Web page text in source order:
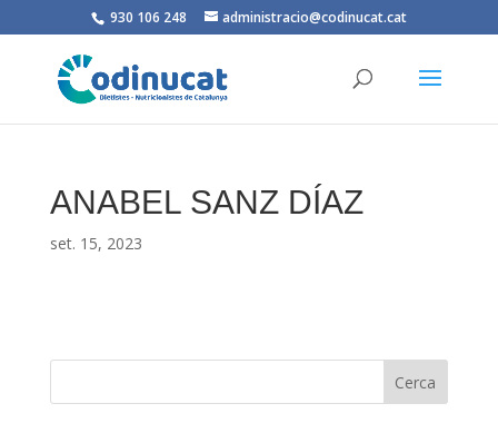
930 106 248 administracio@codinucat.cat
ANABEL SANZ DÍAZ
set. 15, 2023